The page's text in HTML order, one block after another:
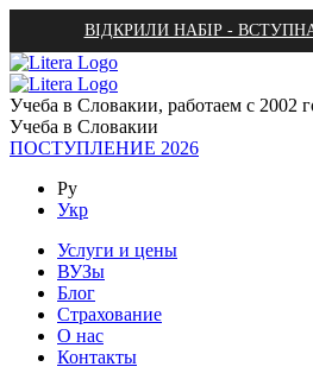
ВІДКРИЛИ НАБІР -
Учеба в Словакии, работаем с 2002
Учеба в Словакии
ПОСТУПЛЕНИЕ 2026
Ру
Укр
Услуги и цены
ВУЗы
Блог
Страхование
О нас
Контакты